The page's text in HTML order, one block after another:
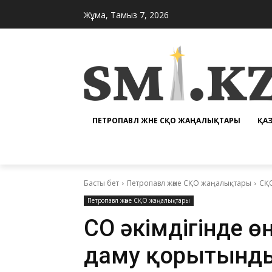
Жұма, Тамыз 7, 2026
ПЕТРОПАВЛ ЖӘНЕ СҚО ЖАҢАЛЫҚТАРЫ
Басты бет Петропавл және СҚО жаңалықтары
Петропавл және СҚО жаңалықтары
СҚО әкімдігінде
даму